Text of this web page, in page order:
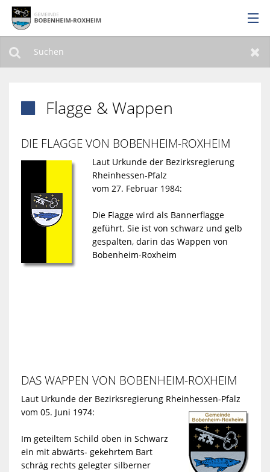
Über uns
Leben & Wohnen
Wirtschaft
Leichte Sprache
Flagge & Wappen
DIE FLAGGE VON BOBENHEIM-ROXHEIM
Laut Urkunde der Bezirksregierung
Rheinhessen-Pfalz
vom 27. Februar 1984:
Die Flagge wird als Bannerflagge
geführt. Sie ist von schwarz und gelb
gespalten, darin das Wappen von
Bobenheim-Roxheim
DAS WAPPEN VON BOBENHEIM-ROXHEIM
Laut Urkunde der Bezirksregierung Rheinhessen-Pfalz
vom 05. Juni 1974:
Im geteiltem Schild oben in Schwarz
ein mit abwärts- gekehrtem Bart
schräg rechts gelegter silberner